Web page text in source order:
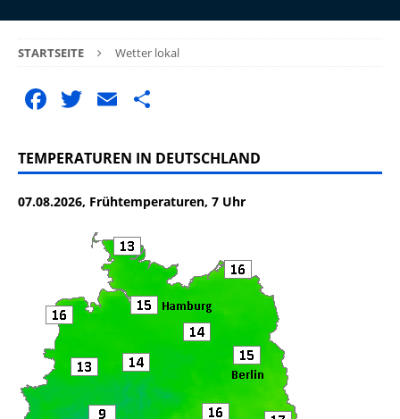
STARTSEITE Wetter lokal
F
c
e
b
k
T
it
te
r
E
ai
l
le
n
TEMPERATUREN IN DEUTSCHLAND
07.08.2026, Frühtemperaturen, 7 Uhr